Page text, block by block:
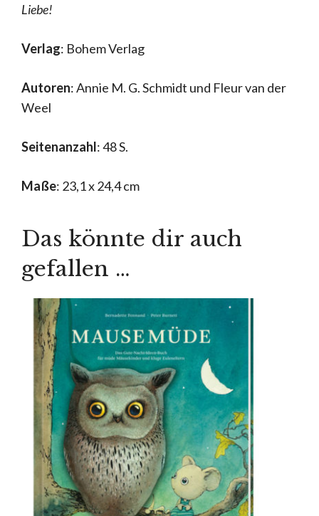
Liebe!
Verlag: Bohem Verlag
Autoren: Annie M. G. Schmidt und Fleur van der
Weel
Seitenanzahl: 48 S.
Maße: 23,1 x 24,4 cm
Das könnte dir auch
gefallen …